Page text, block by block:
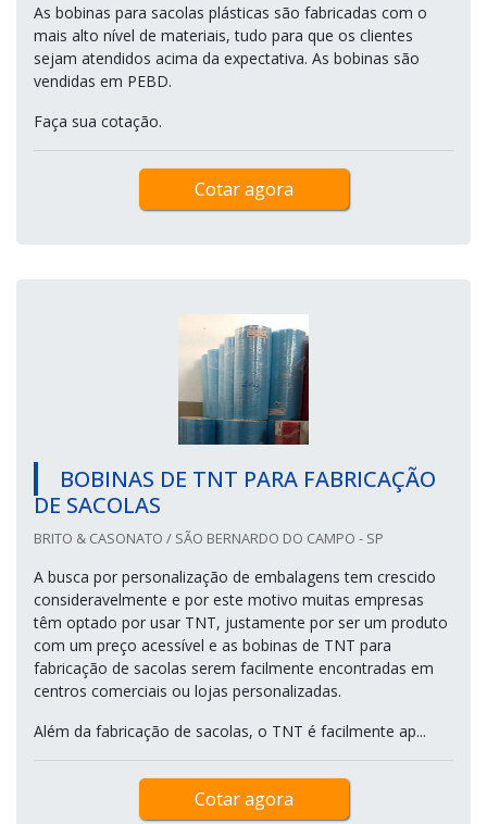
As bobinas para sacolas plásticas são fabricadas com o
mais alto nível de materiais, tudo para que os clientes
sejam atendidos acima da expectativa. As bobinas são
vendidas em PEBD.
Faça sua cotação.
Cotar agora
BOBINAS DE TNT PARA FABRICAÇÃO
DE SACOLAS
BRITO & CASONATO / SÃO BERNARDO DO CAMPO - SP
A busca por personalização de embalagens tem crescido
consideravelmente e por este motivo muitas empresas
têm optado por usar TNT, justamente por ser um produto
com um preço acessível e as bobinas de TNT para
fabricação de sacolas serem facilmente encontradas em
centros comerciais ou lojas personalizadas.
Além da fabricação de sacolas, o TNT é facilmente ap...
Cotar agora